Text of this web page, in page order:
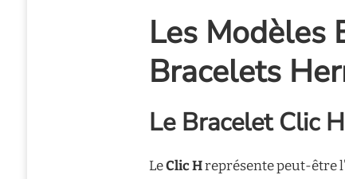
Les Modèles
Bracelets
Le Bracelet Clic
LeClic Hreprésente peut-être